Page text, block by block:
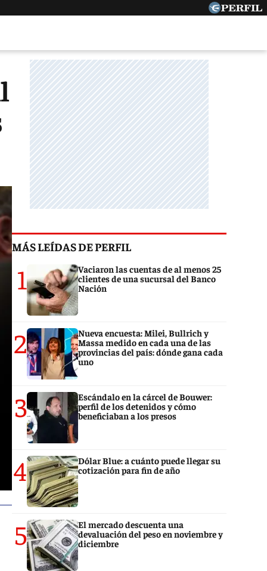
MÁS LEÍDAS DE PERFIL
1
Vaciaron las cuentas de al menos 25
clientes de una sucursal del Banco
Nación
2
Nueva encuesta: Milei, Bullrich y
Massa medido en cada una de las
provincias del país: dónde gana cada
uno
3
Escándalo en la cárcel de Bouwer:
perfil de los detenidos y cómo
beneficiaban a los presos
4
Dólar Blue: a cuánto puede llegar su
cotización para fin de año
5
El mercado descuenta una
devaluación del peso en noviembre y
diciembre